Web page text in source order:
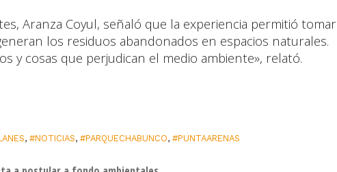
Aranza Coyul, señaló que la experiencia permitió tomar
los residuos abandonados en espacios naturales.
y cosas que perjudican el medio ambiente», relató.
,#NOTICIAS,#PARQUECHABUNCO,#PUNTAARENAS